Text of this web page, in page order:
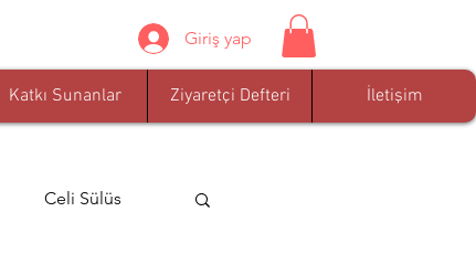
Giriş yap
Katkı Sunanlar Ziyaretçi Defteri İletişim
Celi Sülüs